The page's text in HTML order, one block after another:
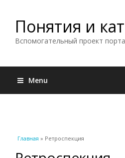
Понятия и
Вспомогательный проект
Menu
Вы здесь
Главная » Ретроспекция